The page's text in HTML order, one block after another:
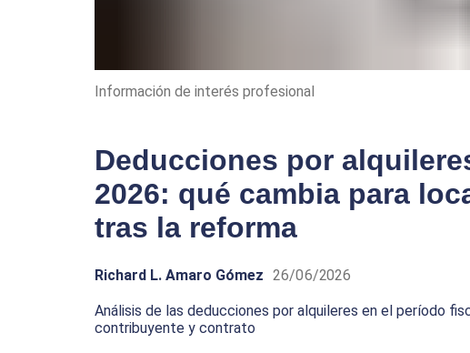
Información de interés profesional
Deducciones por
2026: qué cambia para
tras la reforma
Richard L. Amaro Gómez 26/06/2026
Análisis de las deducciones por alquileres en el período
contribuyente y contrato